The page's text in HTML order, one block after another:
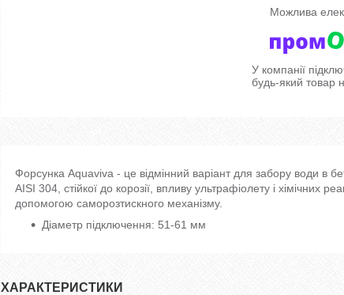
У компанії
будь-який товар
Форсунка Aquaviva - це відмінний варіант для забору води в
AISI 304, стійкої до корозії, впливу ультрафіолету і хімічних
допомогою саморозтискного механізму.
Діаметр підключення: 51-61 мм
ХАРАКТЕРИСТИКИ